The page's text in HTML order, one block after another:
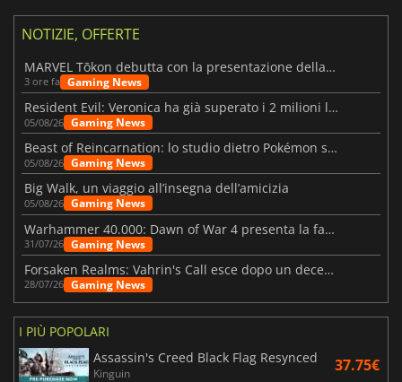
NOTIZIE, OFFERTE
MARVEL Tōkon debutta con la presentazione della roadmap per il primo anno
3 ore fa Gaming News
Resident Evil: Veronica ha già superato i 2 milioni liste dei desideri
05/08/26 Gaming News
Beast of Reincarnation: lo studio dietro Pokémon su una nuova strada
05/08/26 Gaming News
Big Walk, un viaggio all’insegna dell’amicizia
05/08/26 Gaming News
Warhammer 40.000: Dawn of War 4 presenta la fazione dei Necron
31/07/26 Gaming News
Forsaken Realms: Vahrin's Call esce dopo un decennio di sviluppo
28/07/26 Gaming News
I PIÙ POPOLARI
Assassin's Creed Black Flag Resynced
Kinguin 37.75€